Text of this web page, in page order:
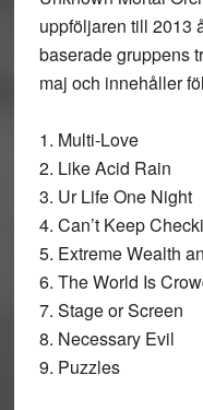
uppföljaren till 2013
baserade gruppens
maj och innehåller
1. Multi-Love
2. Like Acid Rain
3. Ur Life One Night
4. Can’t Keep
5. Extreme Wealth
6. The World Is
7. Stage or Screen
8. Necessary Evil
9. Puzzles